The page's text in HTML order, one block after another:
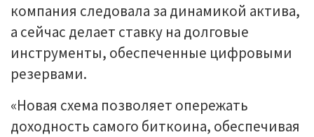
компания следовала за динамикой актива,
а сейчас делает ставку на долговые
инструменты, обеспеченные цифровыми
резервами.
«Новая схема позволяет опережать
доходность самого биткоина, обеспечивая